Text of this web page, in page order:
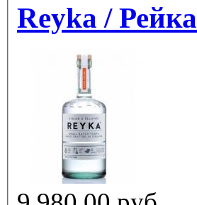
Reyka / Рейка